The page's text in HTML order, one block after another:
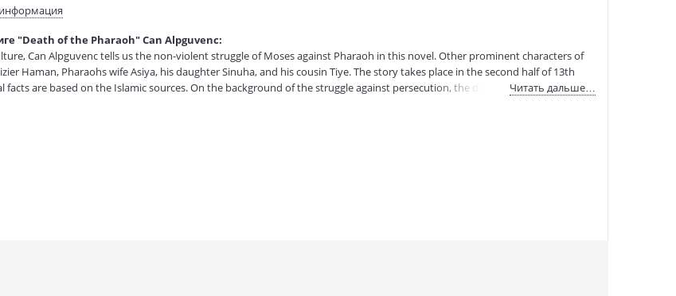
200x130x30
1 гр.
"Death of the Pharaoh" Can Alpguvenc:
Can Alpguvenc tells us the non-violent struggle of Moses against Pharaoh in this novel. Other prominent characters of
Haman, Pharaohs wife Asiya, his daughter Sinuha, and his cousin Tiye. The story takes place in the second half of 13th
facts are based on the Islamic sources. On the background of the struggle against persecution, the doors of a very different
Читать дальше…